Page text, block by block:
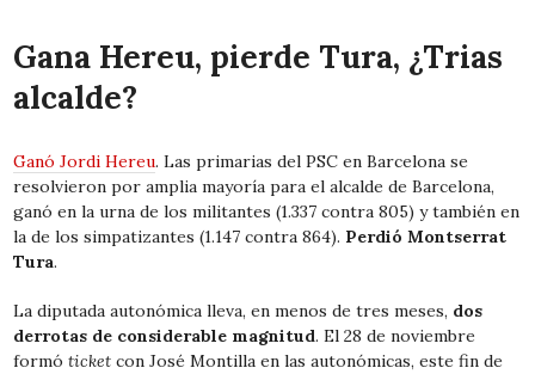
Gana Hereu, pierde Tura, ¿Trias
alcalde?
Ganó Jordi Hereu. Las primarias del PSC en Barcelona se
resolvieron por amplia mayoría para el alcalde de Barcelona,
ganó en la urna de los militantes (1.337 contra 805) y también en
la de los simpatizantes (1.147 contra 864). Perdió Montserrat
Tura.
La diputada autonómica lleva, en menos de tres meses, dos
derrotas de considerable magnitud. El 28 de noviembre
formóticket con José Montilla en las autonómicas, este fin de